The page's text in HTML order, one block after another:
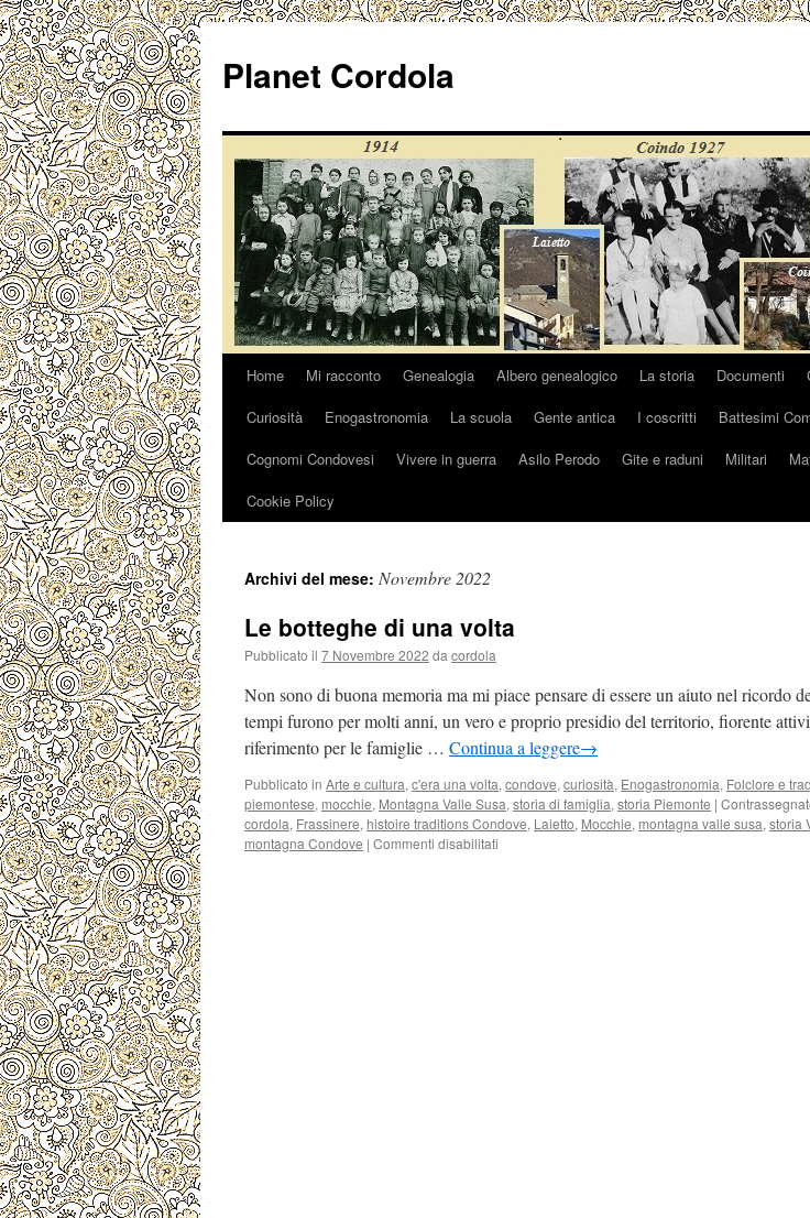
contenuto
Planet Cordola
Home Mi racconto Genealogia Albero genealogico La storia Documenti
Curiosità
Enogastronomia La scuola Gente antica I coscritti Battesimi
Cognomi Condovesi
Vivere in guerra Asilo Perodo Gite e raduni Militari
Cookie Policy
Archivi del mese: Novembre 2022
Le botteghe di una volta
Pubblicato il 7 Novembre 2022 da cordola
Non sono di buona memoria ma mi piace pensare di essere un aiuto nel ricordo
tempi furono per molti anni, un vero e proprio presidio del territorio, fiorente
riferimento per le famiglie … Continua a leggere→
Pubblicato in Arte e cultura, c'era una volta, condove, curiosità, Enogastronomia, Folclore e
piemontese, mocchie, Montagna Valle Susa, storia di famiglia, storia Piemonte |
cordola, Frassinere, histoire traditions Condove, Laietto, Mocchie, montagna valle susa, storia
montagna Condove | Commenti disabilitati